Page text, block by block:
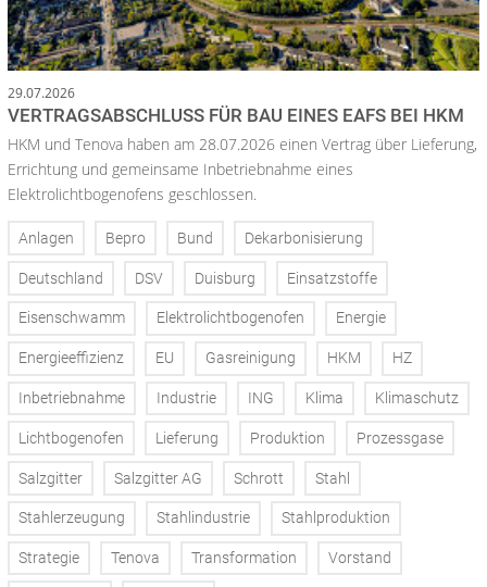
29.07.2026
VERTRAGSABSCHLUSS FÜR BAU EINES EAFS BEI HKM
HKM und Tenova haben am 28.07.2026 einen Vertrag über Lieferung,
Errichtung und gemeinsame Inbetriebnahme eines
Elektrolichtbogenofens geschlossen.
Anlagen Bepro Bund Dekarbonisierung
Deutschland DSV Duisburg Einsatzstoffe
Eisenschwamm Elektrolichtbogenofen Energie
Energieeffizienz EU Gasreinigung HKM HZ
Inbetriebnahme Industrie ING Klima Klimaschutz
Lichtbogenofen Lieferung Produktion Prozessgase
Salzgitter Salzgitter AG Schrott Stahl
Stahlerzeugung Stahlindustrie Stahlproduktion
Strategie Tenova Transformation Vorstand